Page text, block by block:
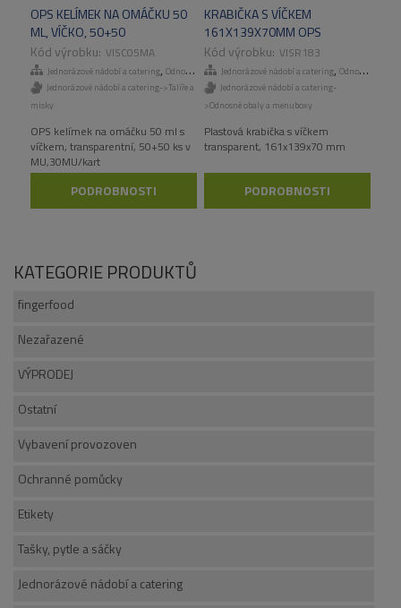
OPS KELÍMEK NA OMÁČKU 50
ML, VÍČKO, 50+50
KS/MU,30MU/KART
VISC05MA
Jednorázové nádobí a catering, Odnosné obaly a menuboxy
Jednorázové nádobí a catering->Talíře a
misky
OPS kelímek na omáčku 50 ml s
víčkem, transparentní, 50+50 ks v
MU,30MU/kart
PODROBNOSTI
KRABIČKA S VÍČKEM
161X139X70MM OPS
TRANSPARENT, 300 KS/KART
VISR183
Jednorázové nádobí a catering, Odnosné obaly a menuboxy
Jednorázové nádobí a catering-
>Odnosné obaly a menuboxy
Plastová krabička s víčkem
transparent, 161x139x70 mm
PODROBNOSTI
KATEGORIE PRODUKTŮ
fingerfood
Nezařazené
VÝPRODEJ
Ostatní
Vybavení provozoven
Ochranné pomůcky
Etikety
Tašky, pytle a sáčky
Jednorázové nádobí a catering